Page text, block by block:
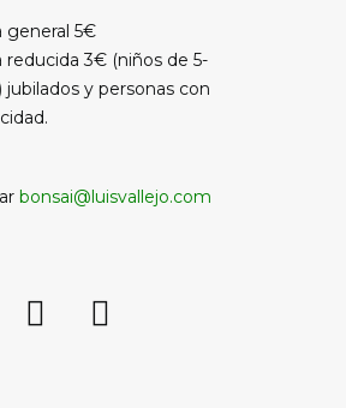
general 5€
reducida 3€ (niños de 5-
jubilados y personas con
bonsai@luisvallejo.com